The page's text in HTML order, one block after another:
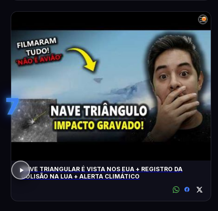
7
NAVE TRIANGULAR É VISTA NOS EUA + REGISTRO DA
COLISÃO NA LUA + ALERTA CLIMÁTICO